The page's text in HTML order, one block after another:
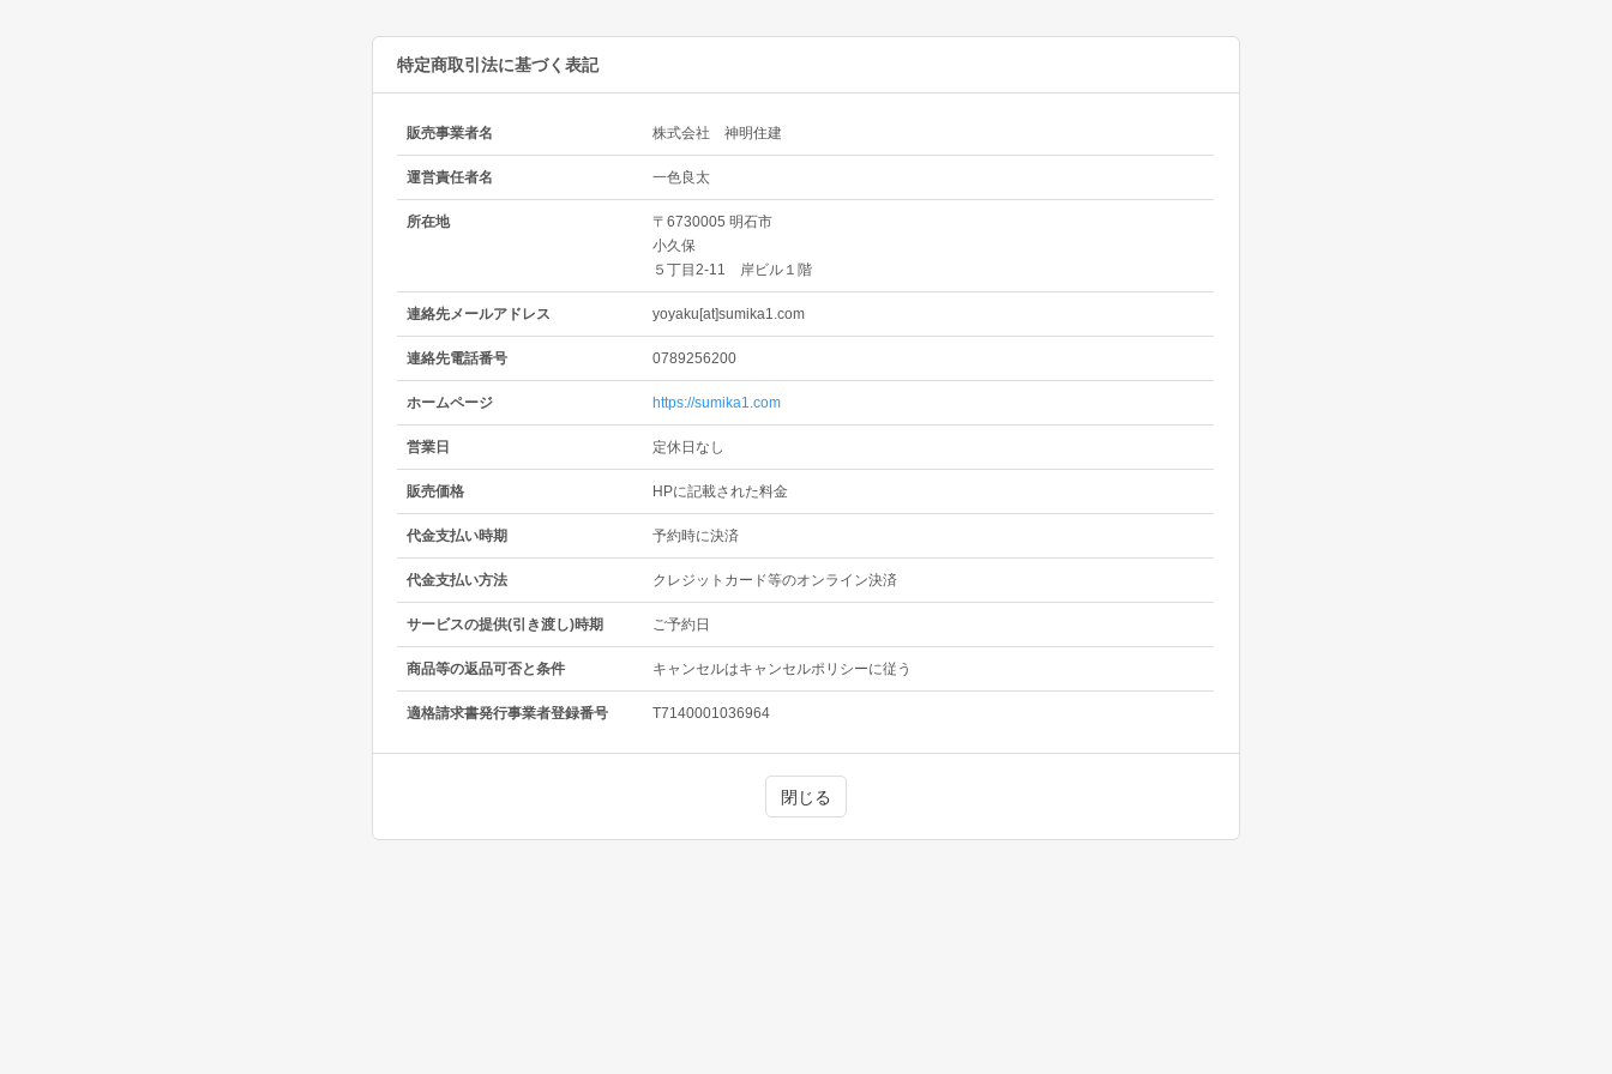
特定商取引法に基づく表記
販売事業者名 株式会社 神明住建
運営責任者名 一色良太
所在地
〒6730005 明石市
小久保
５丁目2-11 岸ビル１階
連絡先メールアドレス yoyaku[at]sumika1.com
連絡先電話番号 0789256200
ホームページ https://sumika1.com
営業日 定休日なし
販売価格 HPに記載された料金
代金支払い時期 予約時に決済
代金支払い方法 クレジットカード等のオンライン決済
サービスの提供(引き渡し)時期 ご予約日
商品等の返品可否と条件 キャンセルはキャンセルポリシーに従う
適格請求書発行事業者登録番号 T7140001036964
閉じる